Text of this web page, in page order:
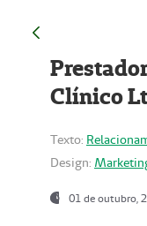
Clínico
Texto:
Design:
01 de outubro,